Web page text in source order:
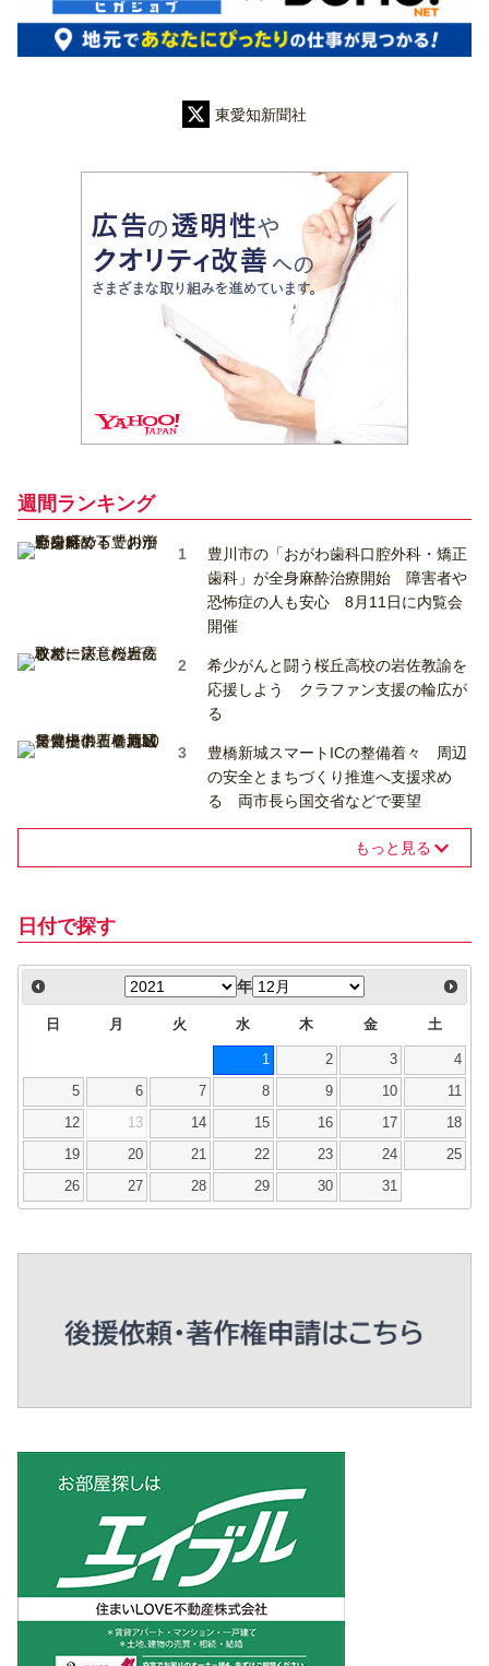
東愛知新聞社
週間ランキング
豊川市の「おがわ歯科口腔外科・矯正
歯科」が全身麻酔治療開始 障害者や
恐怖症の人も安心 8月11日に内覧会
開催
希少がんと闘う桜丘高校の岩佐教諭を
応援しよう クラファン支援の輪広が
る
豊橋新城スマートICの整備着々 周辺
の安全とまちづくり推進へ支援求め
る 両市長ら国交省などで要望
もっと見る
日付で探す
年
日 月 火 水 木 金 土
1 2 3 4
5 6 7 8 9 10 11
12 13 14 15 16 17 18
19 20 21 22 23 24 25
26 27 28 29 30 31